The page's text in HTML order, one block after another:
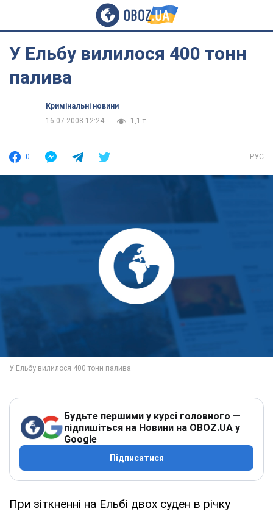
У Ельбу вилилося 400 тонн
палива
Кримінальні новини
16.07.2008 12:24
1,1 т.
0 РУС
Будьте першими у курсі головного —
підпишіться на Новини на OBOZ.UA у
Google
Підписатися
При зіткненні на Ельбі двох суден в річку